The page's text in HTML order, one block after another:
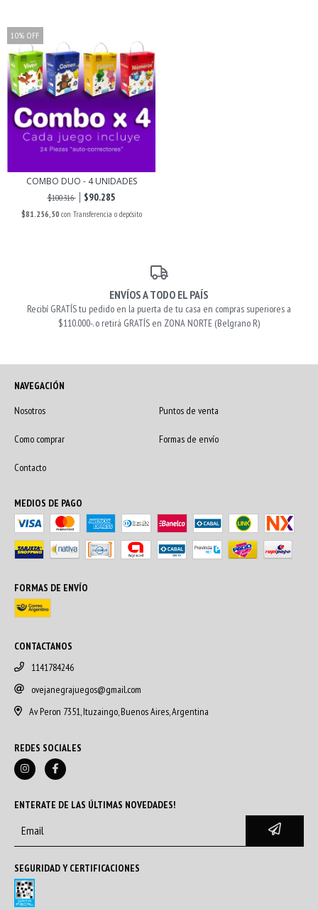
10% OFF
COMBO DUO - 4 UNIDADES
$100.316 $90.285
$81.256,50 con Transferencia o depósito
ENVÍOS A TODO EL PAÍS
Recibí GRATÍS tu pedido en la puerta de tu casa en compras superiores a
$110.000-. o retirá GRATÍS en ZONA NORTE (Belgrano R)
NAVEGACIÓN
Nosotros
Puntos de venta
Como comprar Formas de envío
Contacto
MEDIOS DE PAGO
FORMAS DE ENVÍO
CONTACTANOS
1141784246
ovejanegrajuegos@gmail.com
Av Peron 7351, Ituzaingo, Buenos Aires, Argentina
REDES SOCIALES
ENTERATE DE LAS ÚLTIMAS NOVEDADES!
SEGURIDAD Y CERTIFICACIONES